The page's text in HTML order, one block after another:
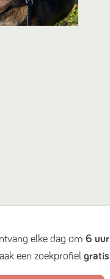
elke dag om6 uur
een zoekprofielgratis